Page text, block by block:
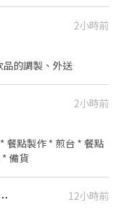
📩【立即應徵】
入留言：
2小時前
的調製、外送
2小時前
製作 * 收銀 * 接待客人 * 後場 * 洗碗 * 煮麵 * 備貨
中和員山店 徵工讀、兼職
12小時前